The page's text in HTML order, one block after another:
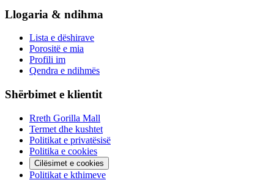
Llogaria & ndihma
Lista e dëshirave
Porositë e mia
Profili im
Qendra e ndihmës
Shërbimet e klientit
Rreth Gorilla Mall
Termet dhe kushtet
Politikat e privatësisë
Politika e cookies
Cilësimet e cookies
Politikat e kthimeve